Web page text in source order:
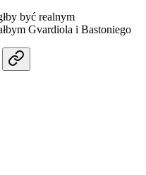
być realnym
Gvardiola i Bastoniego